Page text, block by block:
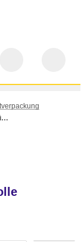
Sterilisationsfolie flach, für Dampfsterilisatoren 25,0 cm (Rolle a 200 mtr.)